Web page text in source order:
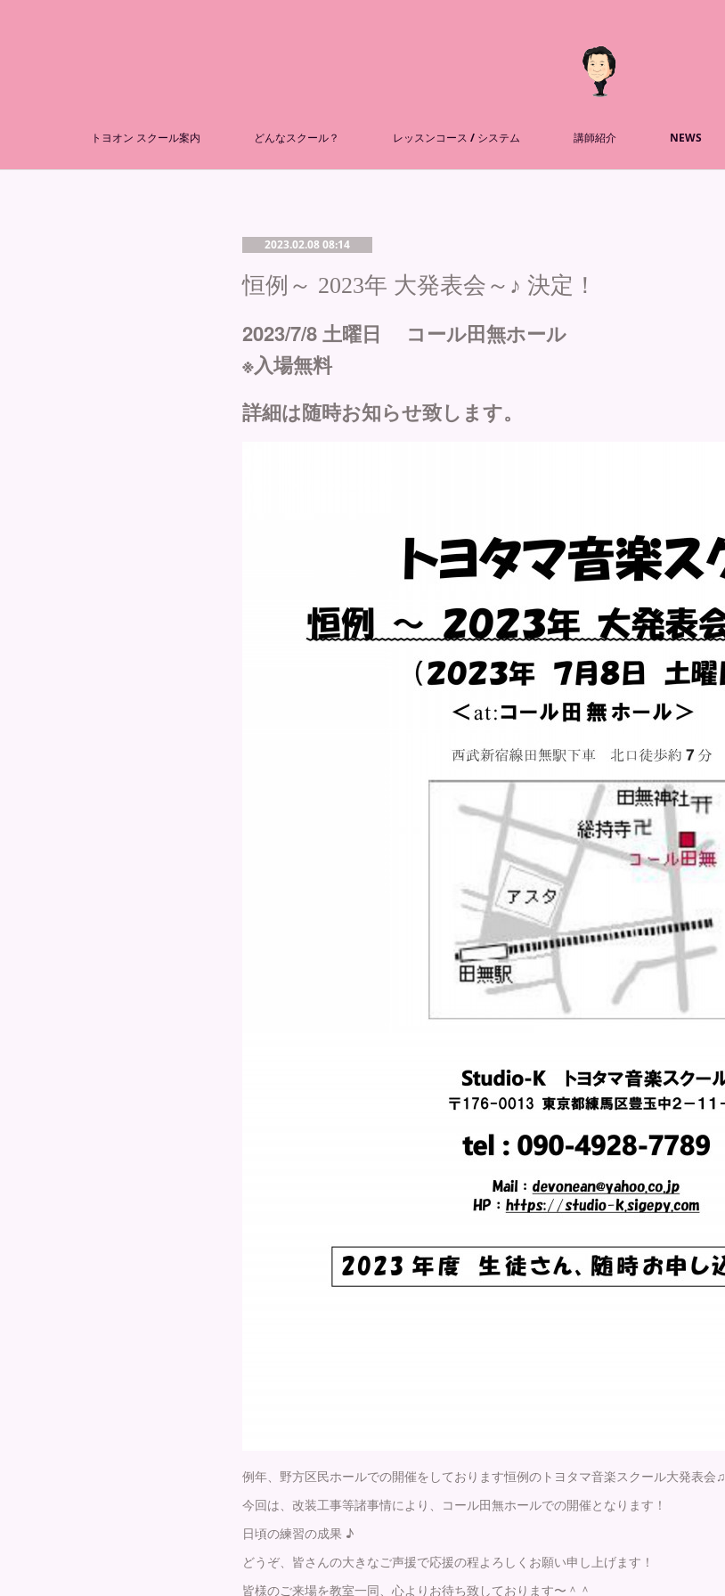
トヨオン スクール案内 どんなスクール？ レッスンコース / システム 講師紹介 NEWS
2023.02.08 08:14
恒例～ 2023年 大発表会～♪ 決定！
2023/7/8 土曜日 コール田無ホール
※入場無料
詳細は随時お知らせ致します。
例年、野方区民ホールでの開催をしております恒例のトヨタマ音楽スクール大発表会♫
今回は、改装工事等諸事情により、コール田無ホールでの開催となります！
日頃の練習の成果 ♪
どうぞ、皆さんの大きなご声援で応援の程よろしくお願い申し上げます！
皆様のご来場を教室一同、心よりお待ち致しております〜＾＾